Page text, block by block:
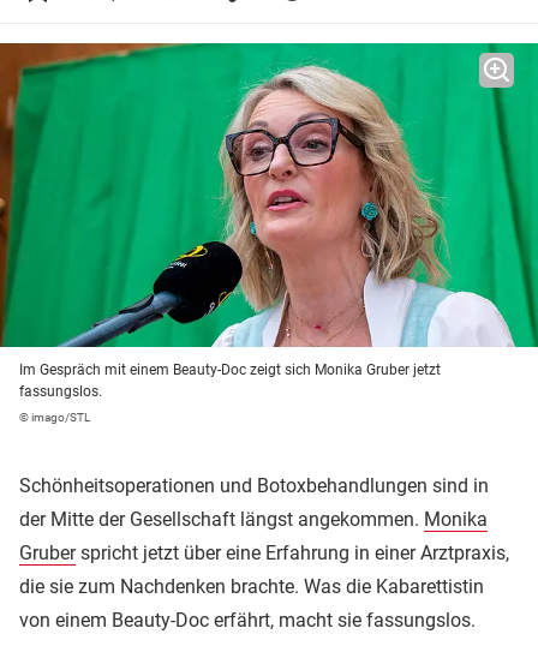
Im Gespräch mit einem Beauty-Doc zeigt sich Monika Gruber jetzt
fassungslos.
© imago/STL
Schönheitsoperationen und Botoxbehandlungen sind in
der Mitte der Gesellschaft längst angekommen. Monika
Gruberspricht jetzt über eine Erfahrung in einer Arztpraxis,
die sie zum Nachdenken brachte. Was die Kabarettistin
von einem Beauty-Doc erfährt, macht sie fassungslos.